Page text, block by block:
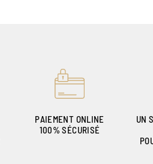
PAIEMENT ONLINE
100% SÉCURISÉ
UN